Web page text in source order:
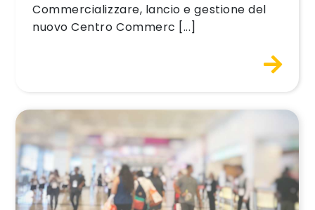
Commercializzare, lancio e gestione del
nuovo Centro Commerc [...]